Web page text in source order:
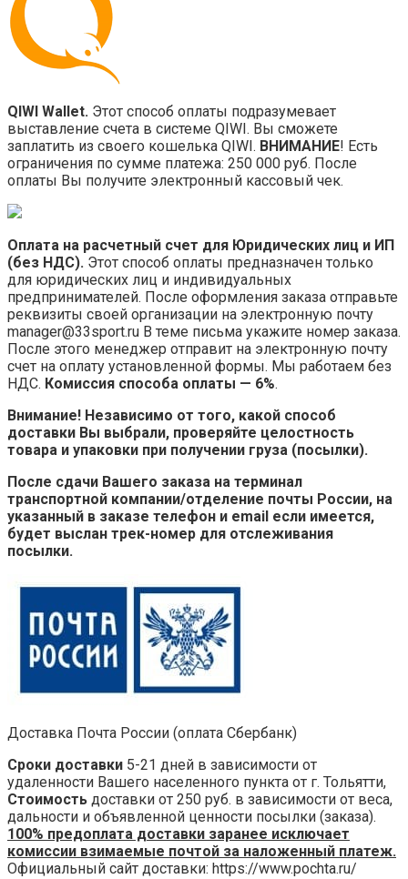
QIWI Wallet. Этот способ оплаты подразумевает
выставление счета в системе QIWI. Вы сможете
заплатить из своего кошелька QIWI. ВНИМАНИЕ! Есть
ограничения по сумме платежа: 250 000 руб. После
оплаты Вы получите электронный кассовый чек.
Оплата на расчетный счет для Юридических лиц и ИП
(без НДС). Этот способ оплаты предназначен только
для юридических лиц и индивидуальных
предпринимателей. После оформления заказа отправьте
реквизиты своей организации на электронную почту
manager@33sport.ru В теме письма укажите номер заказа.
После этого менеджер отправит на электронную почту
счет на оплату установленной формы. Мы работаем без
НДС. Комиссия способа оплаты — 6%.
Внимание! Независимо от того, какой способ
доставки Вы выбрали, проверяйте целостность
товара и упаковки при получении груза (посылки).
После сдачи Вашего заказа на терминал
транспортной компании/отделение почты России, на
указанный в заказе телефон и email если имеется,
будет выслан трек-номер для отслеживания
посылки.
Доставка Почта России (оплата Сбербанк)
Сроки доставки 5-21 дней в зависимости от
удаленности Вашего населенного пункта от г. Тольятти,
Стоимость доставки от 250 руб. в зависимости от веса,
дальности и объявленной ценности посылки (заказа).
100% предоплата доставки заранее исключает
комиссии взимаемые почтой за наложенный платеж.
Официальный сайт доставки: https://www.pochta.ru/